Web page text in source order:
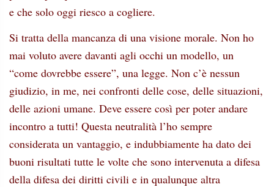
e che solo oggi riesco a cogliere.
Si tratta della mancanza di una visione morale. Non ho
mai voluto avere davanti agli occhi un modello, un
“come dovrebbe essere”, una legge. Non c’è nessun
giudizio, in me, nei confronti delle cose, delle situazioni,
delle azioni umane. Deve essere così per poter andare
incontro a tutti! Questa neutralità l’ho sempre
considerata un vantaggio, e indubbiamente ha dato dei
buoni risultati tutte le volte che sono intervenuta a difesa
della difesa dei diritti civili e in qualunque altra